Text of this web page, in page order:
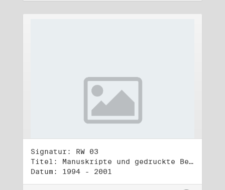
Signatur: RW 03
Titel: Manuskripte und gedruckte Belege (3)
Datum: 1994 - 2001